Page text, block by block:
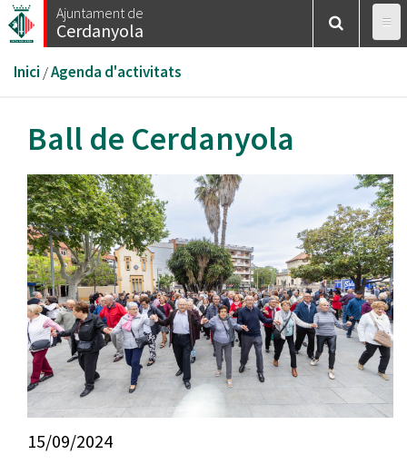
Vés
al
Ajuntament de
Cerdanyola
Esteu
aquí
Inici /Agenda d'activitats
Ball de Cerdanyola
15/09/2024